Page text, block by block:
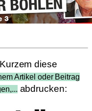
diese
Artikel oder Beitrag
abdrucken: